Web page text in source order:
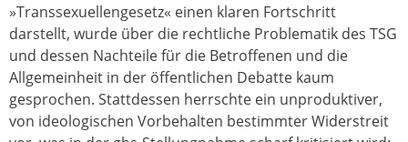
»Transsexuellengesetz« einen klaren Fortschritt
darstellt, wurde über die rechtliche Problematik des TSG
und dessen Nachteile für die Betroffenen und die
Allgemeinheit in der öffentlichen Debatte kaum
gesprochen. Stattdessen herrschte ein unproduktiver,
von ideologischen Vorbehalten bestimmter Widerstreit